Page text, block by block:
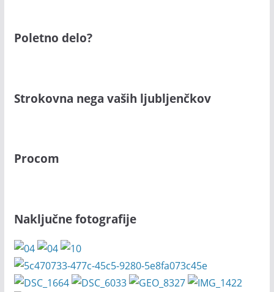
Poletno delo?
Strokovna nega vaših ljubljenčkov
Procom
Naključne fotografije